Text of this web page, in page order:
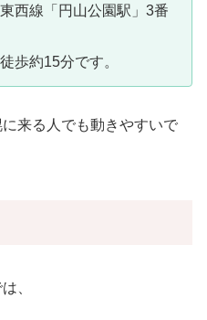
西線「円山公園駅」3番
歩約15分です。
来る人でも動きやすいで
、